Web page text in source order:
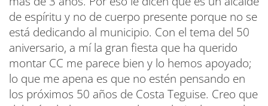
de espíritu y no de cuerpo presente porque no se
está dedicando al municipio. Con el tema del 50
aniversario, a mí la gran fiesta que ha querido
montar CC me parece bien y lo hemos apoyado;
lo que me apena es que no estén pensando en
los próximos 50 años de Costa Teguise. Creo que